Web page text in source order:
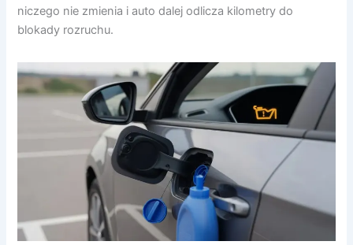
niczego nie zmienia i auto dalej odlicza kilometry do
blokady rozruchu.